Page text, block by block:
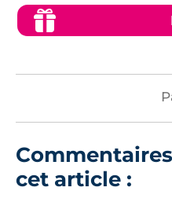
cet article :